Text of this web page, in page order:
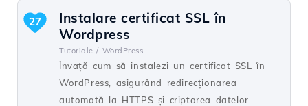
Instalare certificat SSL în
Wordpress
Tutoriale / WordPress
Învață cum să instalezi un certificat SSL în
WordPress, asigurând redirecționarea
automată la HTTPS și criptarea datelor
27